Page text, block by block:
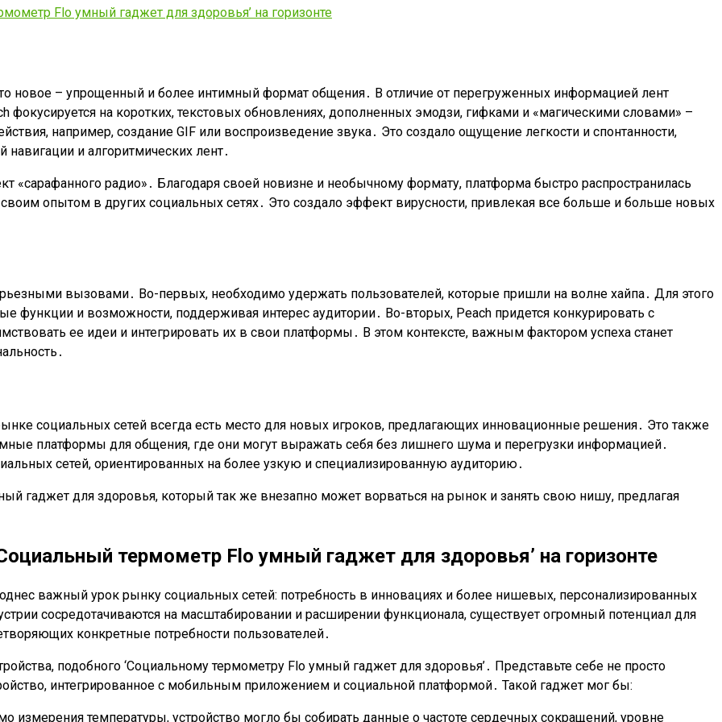
Flo умный гаджет для здоровья’ на горизонте
новое – упрощенный и более интимный формат общения․ В отличие от перегруженных информацией лент
фокусируется на коротких, текстовых обновлениях, дополненных эмодзи, гифками и «магическими словами» –
например, создание GIF или воспроизведение звука․ Это создало ощущение легкости и спонтанности,
и алгоритмических лент․
«сарафанного радио»․ Благодаря своей новизне и необычному формату, платформа быстро распространилась
опытом в других социальных сетях․ Это создало эффект вирусности, привлекая все больше и больше новых
вызовами․ Во-первых, необходимо удержать пользователей, которые пришли на волне хайпа․ Для этого
функции и возможности, поддерживая интерес аудитории․ Во-вторых, Peach придется конкурировать с
ее идеи и интегрировать их в свои платформы․ В этом контексте, важным фактором успеха станет
социальных сетей всегда есть место для новых игроков, предлагающих инновационные решения․ Это также
платформы для общения, где они могут выражать себя без лишнего шума и перегрузки информацией․
сетей, ориентированных на более узкую и специализированную аудиторию․
гаджет для здоровья, который так же внезапно может ворваться на рынок и занять свою нишу, предлагая
термометр Flo умный гаджет для здоровья’ на горизонте
важный урок рынку социальных сетей: потребность в инновациях и более нишевых, персонализированных
сосредотачиваются на масштабировании и расширении функционала, существует огромный потенциал для
конкретные потребности пользователей․
подобного ‘Социальному термометру Flo умный гаджет для здоровья’․ Представьте себе не просто
интегрированное с мобильным приложением и социальной платформой․ Такой гаджет мог бы:
измерения температуры, устройство могло бы собирать данные о частоте сердечных сокращений, уровне